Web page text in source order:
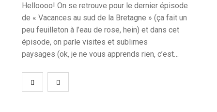
Helloooo! On se retrouve pour le dernier épisode
de « Vacances au sud de la Bretagne » (ça fait un
peu feuilleton à l’eau de rose, hein) et dans cet
épisode, on parle visites et sublimes
paysages (ok, je ne vous apprends rien, c’est…